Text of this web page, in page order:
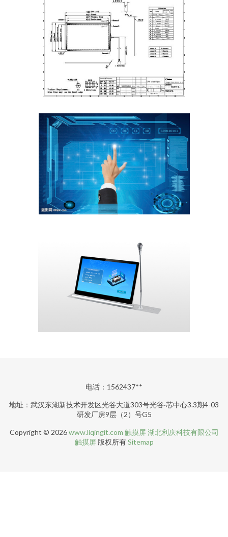
电话：1562437**
地址：武汉东湖新技术开发区光谷大道303号光谷·芯中心3.3期4-03
研发厂房9层（2）号G5
Copyright © 2026www.liqingit.com 触摸屏 湖北利庆科技有限公司
触摸屏版权所有Sitemap